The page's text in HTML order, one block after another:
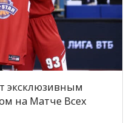
эксклюзивным
на Матче Всех